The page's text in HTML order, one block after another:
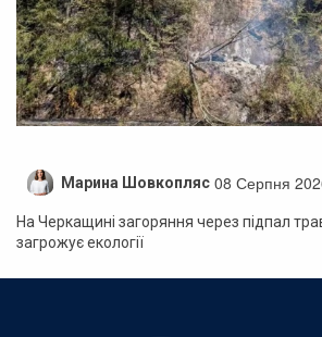
Марина Шовкопляс 08 Серпня
На Черкащині загоряння через підпал
загрожує екології